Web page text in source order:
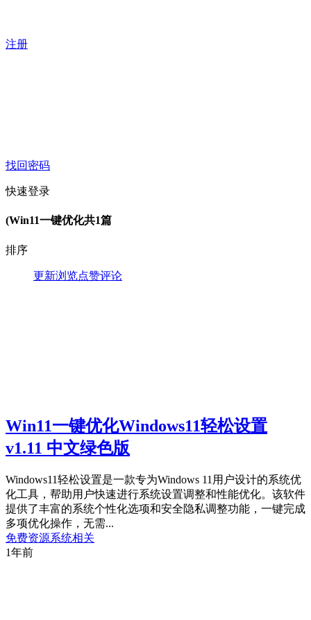
注册
找回密码
快速登录
(Win11一键优化共1篇
排序
更新浏览点赞评论
Win11一键优化Windows11轻松设置
v1.11 中文绿色版
Windows11轻松设置是一款专为Windows 11用户设计的系统优
化工具，帮助用户快速进行系统设置调整和性能优化。该软件
提供了丰富的系统个性化选项和安全隐私调整功能，一键完成
多项优化操作，无需...
免费资源系统相关
1年前